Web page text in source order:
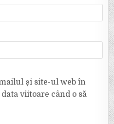
și site-ul web în
viitoare când o să